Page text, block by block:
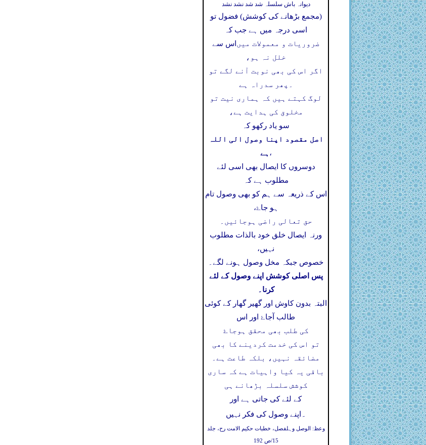
دیوانہ باش سلسلہ شد شد نشد نشد
(مجمع بڑھانے کی کوشش) فضول تو
اسی درجہ میں ہے جب کہ
اس سے ضروریات و معمولات میں
خلل نہ ہو،
اگر اس کی بھی نوبت آنے لگے تو
پھر سدراہ ہے ۔
لوگ کہتے ہیں کہ ہماری نیت تو
مخلوق کی ہدایت ہے،
سو یاد رکھو کہ
اصل مقصود اپنا وصول الی اللہ
ہے ،
دوسروں کا ایصال بھی اسی لئے
مطلوب ہے کہ
اس کے ذریعہ سے ہم کو بھی وصول تام
ہو جاۓ،
حق تعالی راضی ہوجائیں۔
ورنہ ایصال خلق خود بالذات مطلوب
نہیں،
خصوص جبکہ مخل وصول ہونے لگے۔
پس اصلی کوشش اپنے وصول کے لئے
کرنا۔
البتہ بدون کاوش اور گھیر گھار کے کوئی
طالب آجاۓ اور اس
کی طلب بھی محقق ہوجاۓ
تو اس کی خدمت کردینے کا بھی
مضائقہ نہیں، بلکہ طاعت ہے۔
باقی یہ کیا واہیات ہے کہ ساری
کوشش سلسلہ بڑھانے ہی
کے لئے کی جاتی ہے اور
اپنے وصول کی فکر نہیں ۔
وعظ: الوصل وہلفصل، خطبات حکیم الامت رح، جلد
15/ص 192